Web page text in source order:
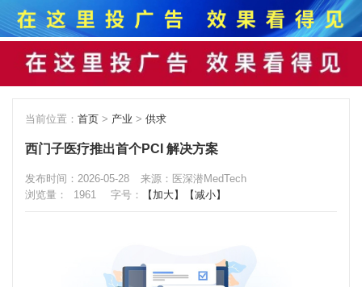
当前位置： 首页 > 产业 > 供求
西门子医疗推出首个PCI 解决方案
发布时间：2026-05-28
来源：医深潜MedTech
浏览量：
1961 字号： 【加大】 【减小】